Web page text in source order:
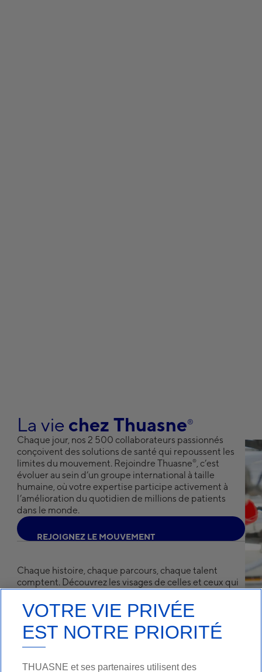
La vie chez Thuasne®
Chaque jour, nos 2 500 collaborateurs passionnés
conçoivent des solutions de santé qui repoussent les
limites du mouvement. Rejoindre Thuasne®, c’est
évoluer au sein d’un groupe international à taille
humaine, où votre expertise participe activement à
l’amélioration du quotidien de millions de patients
dans le monde.
REJOIGNEZ LE MOUVEMENT
Chaque histoire, chaque parcours, chaque talent
comptent. Découvrez les visages de celles et ceux qui
AR CO D ECA IÈR E
VOTRE VIE PRIVÉE
EST NOTRE PRIORITÉ
THUASNE et ses partenaires utilisent des